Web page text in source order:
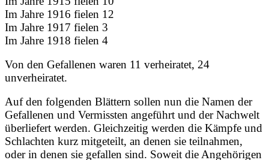
Im Jahre 1916 fielen 12
Im Jahre 1917 fielen 3
Im Jahre 1918 fielen 4
Von den Gefallenen waren 11 verheiratet, 24
unverheiratet.
Auf den folgenden Blättern sollen nun die Namen der
Gefallenen und Vermissten angeführt und der Nachwelt
überliefert werden. Gleichzeitig werden die Kämpfe und
Schlachten kurz mitgeteilt, an denen sie teilnahmen,
oder in denen sie gefallen sind. Soweit die Angehörigen